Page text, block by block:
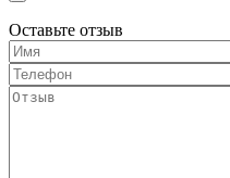
Оставьте отзыв